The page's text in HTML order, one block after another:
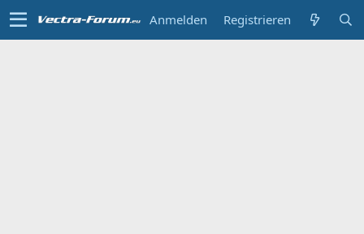
Anmelden Registrieren